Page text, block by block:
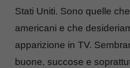
Stati Uniti. Sono quelle
americani e che
apparizione in TV.
buone, succose e